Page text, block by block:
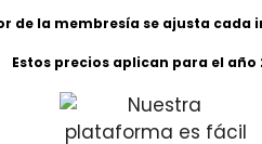
de la membresía se ajusta cada
Estos precios aplican para el año